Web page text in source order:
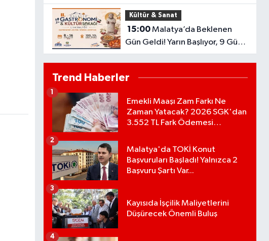
Saldırı Girişimi Kamerada
Kültür & Sanat
15:00Malatya’da Beklenen
Gün Geldi! Yarın Başlıyor, 9 Gün
Boyunca Sürecek
Trend Haberler
Emekli Maaşı Zam Farkı Ne
Zaman Yatacak? 2026 SGK'dan
3.552 TL Fark Ödemesi
1
Malatya'da TOKİ Konut
Başvuruları Başladı! Yalnızca 2
Başvuru Şartı Var...
2
Kayısıda İşçilik Maliyetlerini
Düşürecek Önemli Buluş
3
4